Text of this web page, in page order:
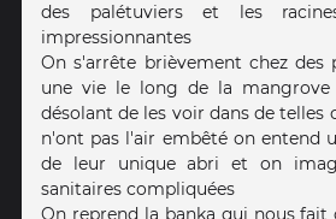
des palétuviers et les
impressionnantes
On s'arrête brièvement chez des
une vie le long de la mangrove
désolant de les voir dans de telles
n'ont pas l'air embêté on entend
de leur unique abri et on
sanitaires compliquées
On reprend la banka qui nous fait